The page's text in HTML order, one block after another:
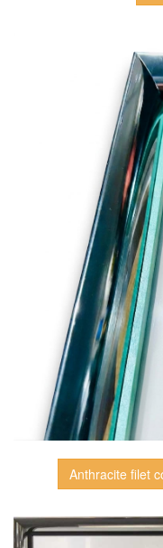
Anthracite filet